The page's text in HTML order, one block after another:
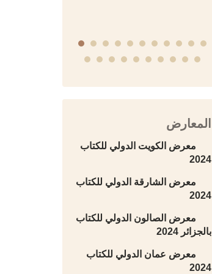
المعارض
معرض الكويت الدولي للكتاب
2024
معرض الشارقة الدولي للكتاب
2024
معرض الصالون الدولي للكتاب
بالجزائر 2024
معرض عمان الدولي للكتاب
2024